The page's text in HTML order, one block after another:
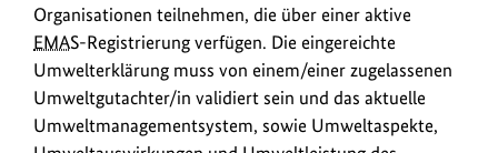
Organisationen teilnehmen, die über einer aktive
EMAS-Registrierung verfügen. Die eingereichte
Umwelterklärung muss von einem/einer zugelassenen
Umweltgutachter/in validiert sein und das aktuelle
Umweltmanagementsystem, sowie Umweltaspekte,